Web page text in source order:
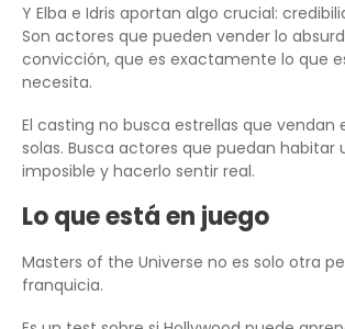
Y Elba e Idris aportan algo crucial:
Son actores que pueden vender lo
convicción, que es exactamente lo que
necesita.
El casting no busca estrellas que vendan
solas. Busca actores que puedan habitar
imposible y hacerlo sentir real.
Lo que está en juego
Masters of the Universe no es solo otra
franquicia.